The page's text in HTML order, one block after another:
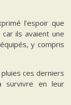
l’espoir que
ils avaient une
y compris
ces derniers
survivre en leur